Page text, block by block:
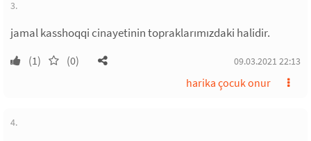
3.
jamal kasshoqqi cinayetinin topraklarımızdaki halidir.
(1) (0) 09.03.2021 22:13
harika çocuk onur
4.